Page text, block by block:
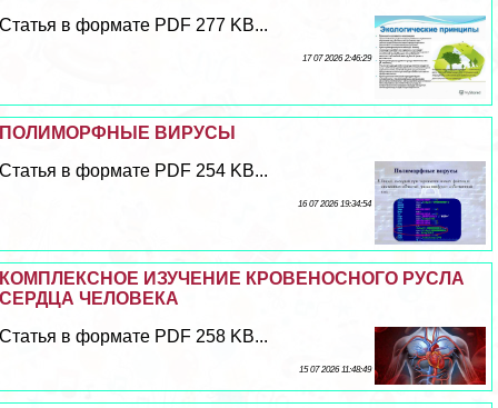
Статья в формате PDF 277 KB...
17 07 2026 2:46:29
ПОЛИМОРФНЫЕ ВИРУСЫ
Статья в формате PDF 254 KB...
16 07 2026 19:34:54
КОМПЛЕКСНОЕ ИЗУЧЕНИЕ КРОВЕНОСНОГО РУСЛА
СЕРДЦА ЧЕЛОВЕКА
Статья в формате PDF 258 KB...
15 07 2026 11:48:49